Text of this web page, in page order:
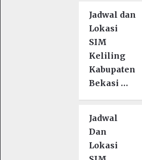
Jadwal dan
Lokasi
SIM
Keliling
Kabupaten
Bekasi …
Jadwal
Dan
Lokasi